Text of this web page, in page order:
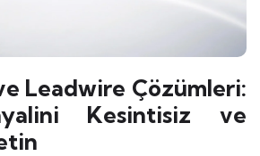
Leadwire Çözümleri:
Kesintisiz ve